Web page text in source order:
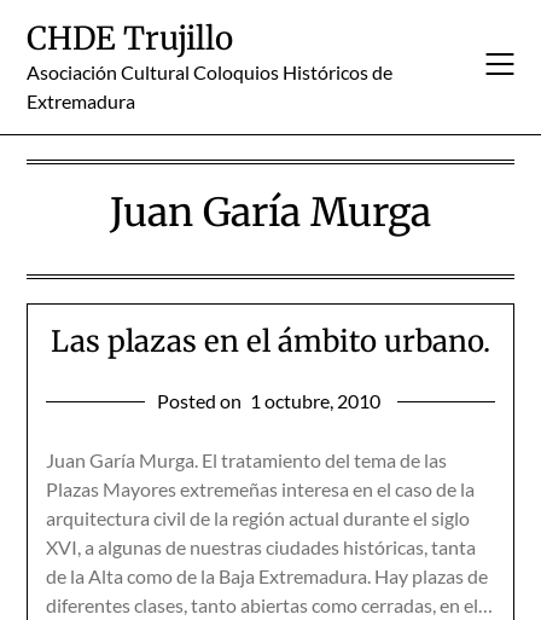
content
CHDE Trujillo
Asociación Cultural Coloquios Históricos de
Extremadura
Juan Garía Murga
Las plazas en el ámbito urbano.
Posted on 1 octubre, 2010
Juan Garía Murga. El tratamiento del tema de las
Plazas Mayores extremeñas interesa en el caso de la
arquitectura civil de la región actual durante el siglo
XVI, a algunas de nuestras ciudades históricas, tanta
de la Alta como de la Baja Extremadura. Hay plazas de
diferentes clases, tanto abiertas como cerra­das, en el…